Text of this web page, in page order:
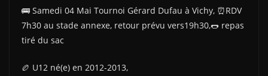
🚌 Samedi 04 Mai Tournoi Gérard Dufau à Vichy, ⏰RDV
7h30 au stade annexe, retour prévu vers19h30,🌭 repas
tiré du sac
🏉 U12 né(e) en 2012-2013,